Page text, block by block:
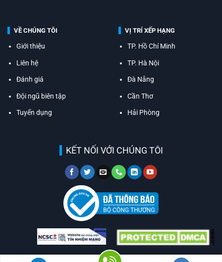
VỀ CHÚNG TÔI
Giới thiệu
Liên hệ
Đánh giá
Đội ngũ biên tập
Tuyển dụng
VỊ TRÍ XẾP HẠNG
TP. Hồ Chí Minh
TP. Hà Nội
Đà Nẵng
Cần Thơ
Hải Phòng
KẾT NỐI VỚI CHÚNG TÔI